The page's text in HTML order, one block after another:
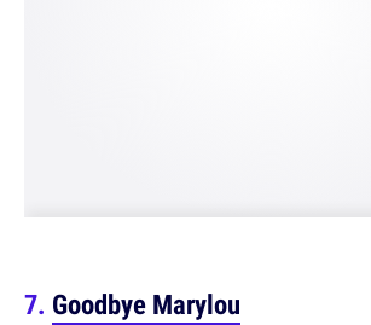
Goodbye Marylou